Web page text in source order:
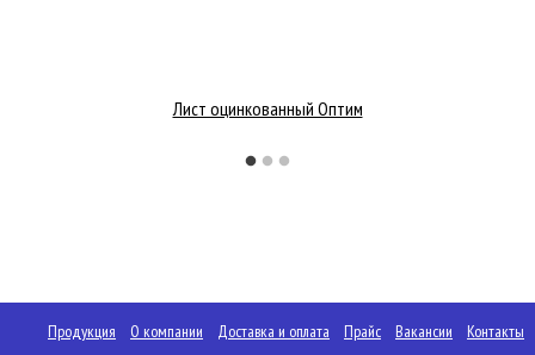
Лист оцинкованный Оптим
Продукция О компании Доставка и оплата Прайс Вакансии Контакты